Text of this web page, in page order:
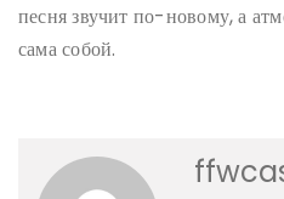
песня звучит по-новому, а
сама собой.